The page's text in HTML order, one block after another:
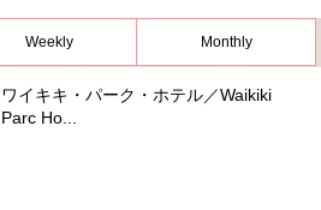
Weekly Monthly
ワイキキ・パーク・ホテル／Waikiki
Parc Ho...